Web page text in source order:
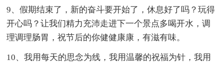
9、假期结束了，新的奋斗要开始了，休息好了吗？玩得
开心吗？让我们精力充沛走进下一个景点多喝开水，调
理调理肠胃，祝节后的你健健康康，有滋有味。
10、我用每天的思念为线，我用温馨的祝福为针，我用